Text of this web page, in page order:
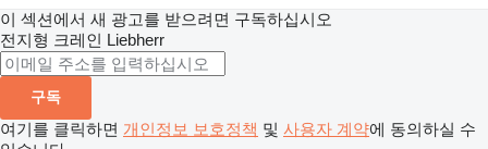
이 섹션에서 새 광고를 받으려면 구독하십시오
전지형 크레인 Liebherr
구독
여기를 클릭하면 개인정보 보호정책 및 사용자 계약에 동의하실 수